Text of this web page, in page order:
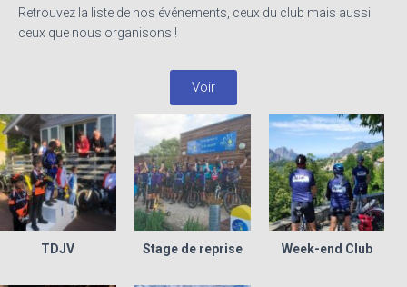
Retrouvez la liste de nos événements, ceux du club mais aussi
ceux que nous organisons !
Voir
TDJV Stage de reprise Week-end Club